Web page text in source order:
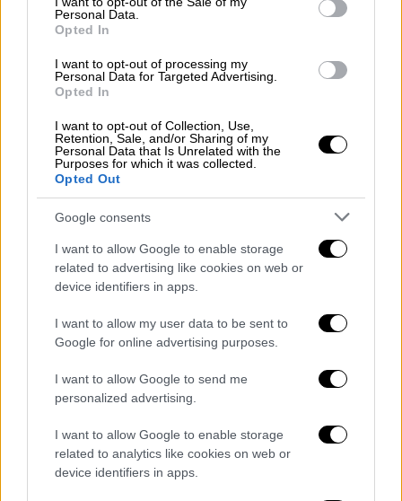
Personal Data.
Opted In
I want to opt-out of processing my
Personal Data for Targeted Advertising.
Opted In
I want to opt-out of Collection, Use,
Retention, Sale, and/or Sharing of my
Personal Data that Is Unrelated with the
Purposes for which it was collected.
Opted Out
Google consents
I want to allow Google to enable storage
related to advertising like cookies on web or
device identifiers in apps.
I want to allow my user data to be sent to
Google for online advertising purposes.
I want to allow Google to send me
personalized advertising.
I want to allow Google to enable storage
related to analytics like cookies on web or
device identifiers in apps.
καθώς οι fans σπεύδουν να αποκτήσουν
merchandise της ιστορικής περιοδείας.
Το pop-up store, που εντάσσεται στην
προσφέρει αποκλειστικά προϊόντα, όπως
limited edition αφίσες, t-shirts της συναυλίας,
skateboards σχεδιασμένα από καλλιτέχνες,
αλλά και μεγάλη ποικιλία από νέο και
κλασικό merchτουσυγκροτήματος